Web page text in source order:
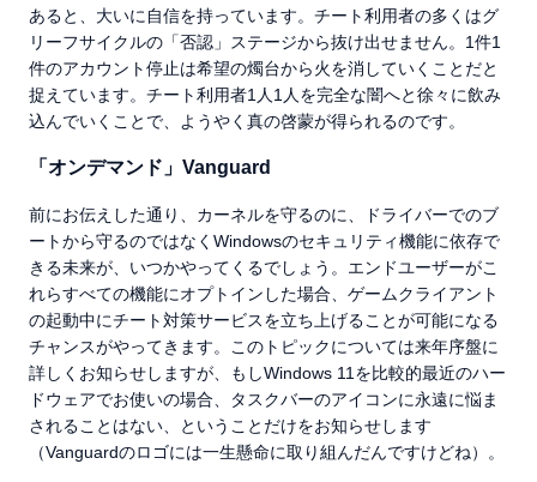
あると、大いに自信を持っています。チート利用者の多くはグ
リーフサイクルの「否認」ステージから抜け出せません。1件1
件のアカウント停止は希望の燭台から火を消していくことだと
捉えています。チート利用者1人1人を完全な闇へと徐々に飲み
込んでいくことで、ようやく真の啓蒙が得られるのです。
「オンデマンド」Vanguard
前にお伝えした通り、カーネルを守るのに、ドライバーでのブ
ートから守るのではなくWindowsのセキュリティ機能に依存で
きる未来が、いつかやってくるでしょう。エンドユーザーがこ
れらすべての機能にオプトインした場合、ゲームクライアント
の起動中にチート対策サービスを立ち上げることが可能になる
チャンスがやってきます。このトピックについては来年序盤に
詳しくお知らせしますが、もしWindows 11を比較的最近のハー
ドウェアでお使いの場合、タスクバーのアイコンに永遠に悩ま
されることはない、ということだけをお知らせします
（Vanguardのロゴには一生懸命に取り組んだんですけどね）。